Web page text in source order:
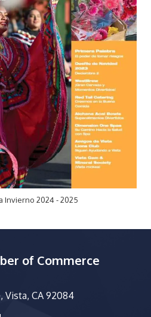
Invierno 2024 - 2025
of Commerce
Vista, CA 92084